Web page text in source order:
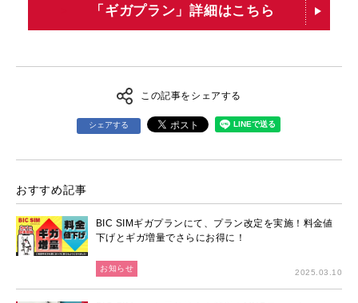
「ギガプラン」詳細はこちら
この記事をシェアする
シェアする
おすすめ記事
BIC SIMギガプランにて、プラン改定を実施！料金値
下げとギガ増量でさらにお得に！
お知らせ 2025.03.10